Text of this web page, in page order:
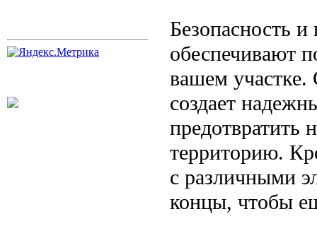
Безопасность
обеспечивают
вашем участке.
создает
предотвратить
территорию.
с различными
концы, чтобы